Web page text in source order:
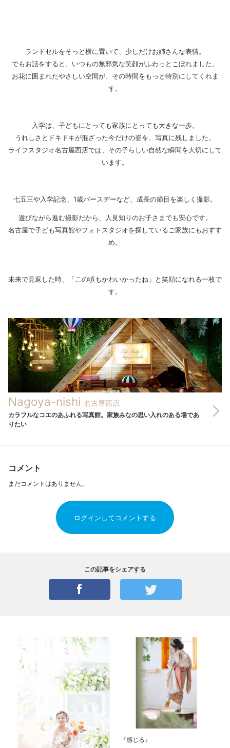
ランドセルをそっと横に置いて、少しだけお姉さんな表情。
でもお話をすると、いつもの無邪気な笑顔がふわっとこぼれました。
お花に囲まれたやさしい空間が、その時間をもっと特別にしてくれま
す。
入学は、子どもにとっても家族にとっても大きな一歩。
うれしさとドキドキが混ざった今だけの姿を、写真に残しました。
ライフスタジオ名古屋西店では、その子らしい自然な瞬間を大切にして
います。
七五三や入学記念、1歳バースデーなど、成長の節目を楽しく撮影。
遊びながら進む撮影だから、人見知りのお子さまでも安心です。
名古屋で子ども写真館やフォトスタジオを探しているご家族にもおすす
め。
未来で見返した時、「この頃もかわいかったね」と笑顔になれる一枚で
す。
Nagoya-nishi 名古屋西店
カラフルなコエのあふれる写真館。家族みなの思い入れのある場であ
りたい
コメント
まだコメントはありません。
ログインしてコメントする
この記事をシェアする
『感じる』